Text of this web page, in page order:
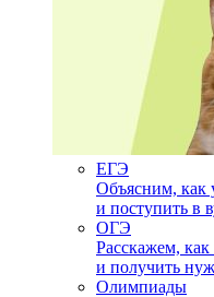
ЕГЭ
Объясним, как
и поступить в
ОГЭ
Расскажем, как
и получить
Олимпиады